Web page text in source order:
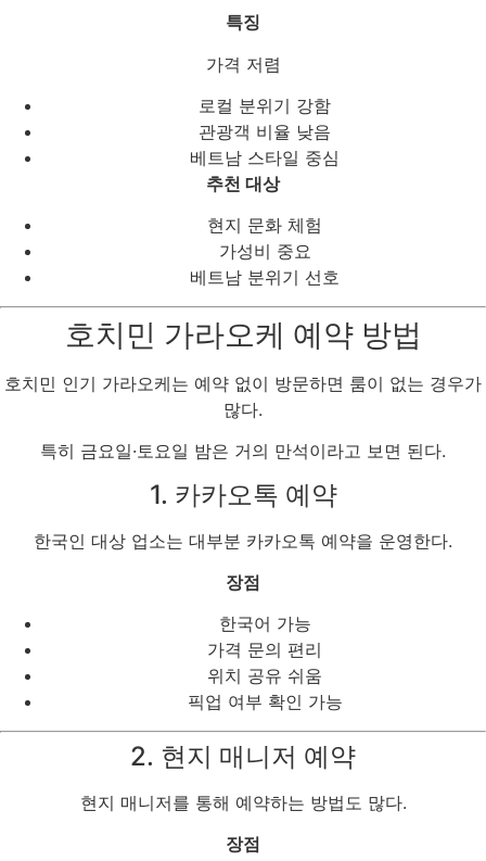
특징
가격 저렴
로컬 분위기 강함
관광객 비율 낮음
베트남 스타일 중심
추천 대상
현지 문화 체험
가성비 중요
베트남 분위기 선호
호치민 가라오케 예약 방법
호치민 인기 가라오케는 예약 없이 방문하면 룸이 없는 경우가
많다.
특히 금요일·토요일 밤은 거의 만석이라고 보면 된다.
1. 카카오톡 예약
한국인 대상 업소는 대부분 카카오톡 예약을 운영한다.
장점
한국어 가능
가격 문의 편리
위치 공유 쉬움
픽업 여부 확인 가능
2. 현지 매니저 예약
현지 매니저를 통해 예약하는 방법도 많다.
장점